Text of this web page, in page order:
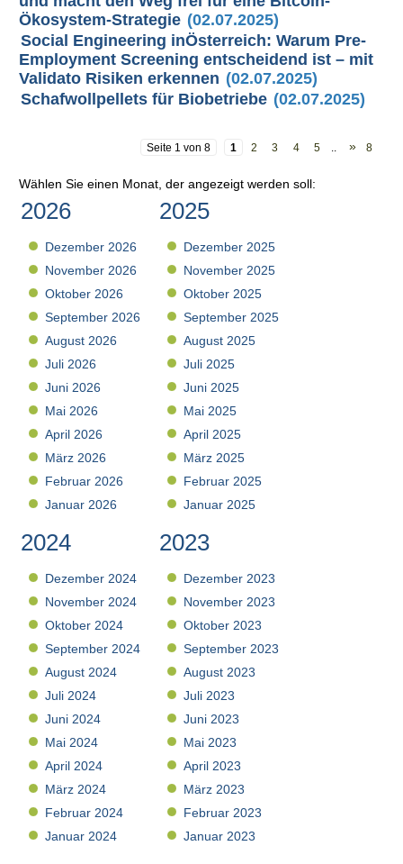
Ökosystem-Strategie (02.07.2025)
Social Engineering inÖsterreich: Warum Pre-
Employment Screening entscheidend ist – mit
Validato Risiken erkennen (02.07.2025)
Schafwollpellets für Biobetriebe (02.07.2025)
Seite 1 von 8 1 2 3 4 5 » 8
Wählen Sie einen Monat, der angezeigt werden soll:
2026
Dezember 2026
November 2026
Oktober 2026
September 2026
August 2026
Juli 2026
Juni 2026
Mai 2026
April 2026
März 2026
Februar 2026
Januar 2026
2025
Dezember 2025
November 2025
Oktober 2025
September 2025
August 2025
Juli 2025
Juni 2025
Mai 2025
April 2025
März 2025
Februar 2025
Januar 2025
2024
Dezember 2024
November 2024
Oktober 2024
September 2024
August 2024
Juli 2024
Juni 2024
Mai 2024
April 2024
März 2024
Februar 2024
Januar 2024
2023
Dezember 2023
November 2023
Oktober 2023
September 2023
August 2023
Juli 2023
Juni 2023
Mai 2023
April 2023
März 2023
Februar 2023
Januar 2023